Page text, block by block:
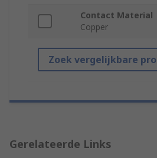
Contact Material
Copper
Zoek vergelijkbare
Gerelateerde Links